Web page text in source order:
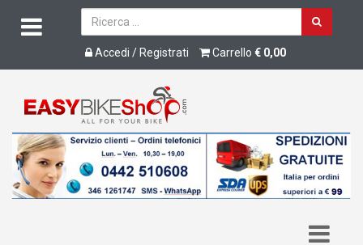
Accedi / Registrati Carrello € 0,00